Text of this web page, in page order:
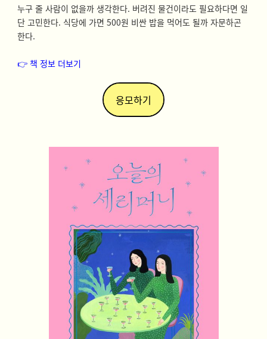
누구 줄 사람이 없을까 생각한다. 버려진 물건이라도 필요하다면 일
단 고민한다. 식당에 가면 500원 비싼 밥을 먹어도 될까 자문하곤
한다.
👉 책 정보 더보기
응모하기